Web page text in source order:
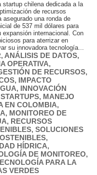
startup chilena dedicada a la
de recursos
asegurado una ronda de
de 537 mil dólares para
expansión internacional. Con
para aterrizar en
su innovadora tecnología...
, ANÁLISIS DE DATOS,
OPERATIVA,
DE RECURSOS,
, IMPACTO
, INNOVACIÓN
, MANEJO
EN COLOMBIA,
, MONITOREO DE
, RECURSOS
, SOLUCIONES
,
HÍDRICA,
DE MONITOREO,
PARA LA
VERDES